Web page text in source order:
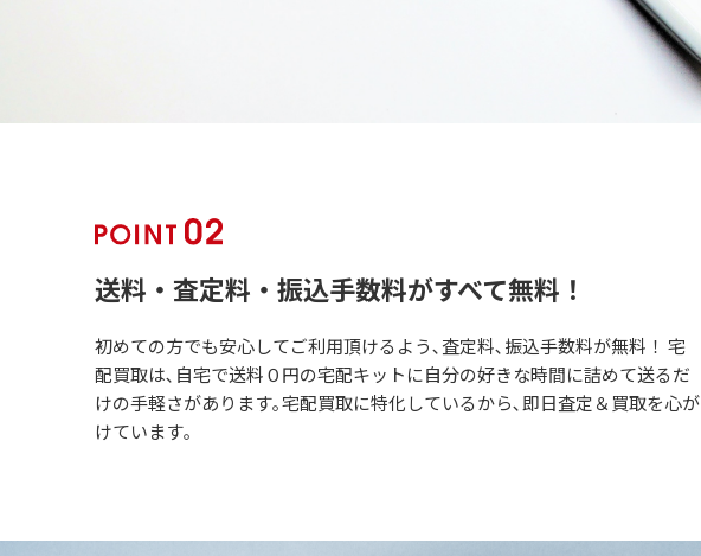
送料・査定料・振込手数料がすべて無料！
初めての方でも安心してご利用頂けるよう､査定料､振込手数料が無料！ 宅
配買取は､自宅で送料０円の宅配キットに自分の好きな時間に詰めて送るだ
けの手軽さがあります｡宅配買取に特化しているから､即日査定＆買取を心が
けています｡